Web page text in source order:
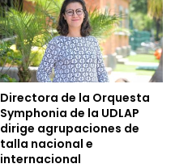
Directora de la Orquesta
Symphonia de la UDLAP
dirige agrupaciones de
talla nacional e
internacional